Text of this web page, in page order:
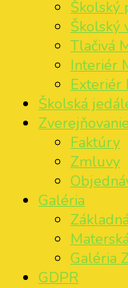
Školský
Školský
Tlačivá
Interiér
Exteriér
Školská
Zverejňovanie
Faktúry
Zmluvy
Galéria
Galéria
GDPR